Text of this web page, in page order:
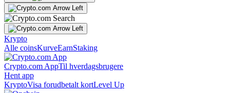
Krypto
Alle coinsKurveEarnStaking
Crypto.com AppTil hverdagsbrugere
Hent app
KryptoVisa forudbetalt kortLevel Up